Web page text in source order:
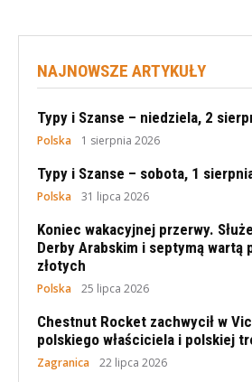
NAJNOWSZE ARTYKUŁY
Typy i Szanse – niedziela, 2
Polska 1 sierpnia 2026
Typy i Szanse – sobota, 1
Polska 31 lipca 2026
Koniec wakacyjnej przerwy.
Derby Arabskim i septymą wartą
złotych
Polska 25 lipca 2026
Chestnut Rocket zachwycił w
polskiego właściciela i polskiej
Zagranica 22 lipca 2026